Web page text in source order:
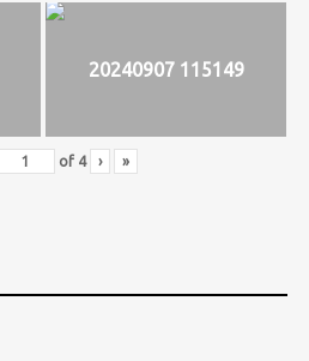
20240907 115149
of 4 › »